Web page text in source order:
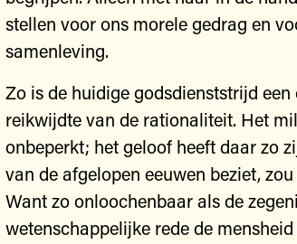
stellen voor ons morele gedrag en
samenleving.
Zo is de huidige godsdienststrijd
reikwijdte van de rationaliteit. Het
onbeperkt; het geloof heeft daar zo
van de afgelopen eeuwen beziet,
Want zo onloochenbaar als de
wetenschappelijke rede de